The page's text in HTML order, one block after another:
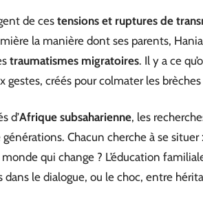
de ces tensions et ruptures de
la manière dont ses parents,
traumatismes migratoires. Il y a ce
gestes, créés pour colmater les
d’Afrique subsaharienne, les
Chacun cherche à se
qui change ? L’éducation
le dialogue, ou le choc, entre